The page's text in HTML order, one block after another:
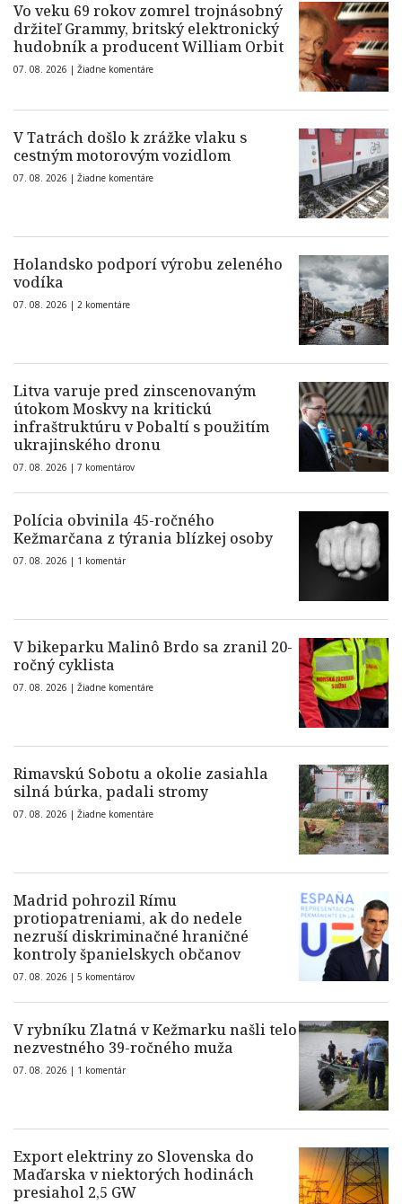
Vo veku 69 rokov zomrel trojnásobný
držiteľ Grammy, britský elektronický
hudobník a producent William Orbit
07. 08. 2026 | Žiadne komentáre
V Tatrách došlo k zrážke vlaku s
cestným motorovým vozidlom
07. 08. 2026 | Žiadne komentáre
Holandsko podporí výrobu zeleného
vodíka
07. 08. 2026 | 2 komentáre
Litva varuje pred zinscenovaným
útokom Moskvy na kritickú
infraštruktúru v Pobaltí s použitím
ukrajinského dronu
07. 08. 2026 | 7 komentárov
Polícia obvinila 45-ročného
Kežmarčana z týrania blízkej osoby
07. 08. 2026 | 1 komentár
V bikeparku Malinô Brdo sa zranil 20-
ročný cyklista
07. 08. 2026 | Žiadne komentáre
Rimavskú Sobotu a okolie zasiahla
silná búrka, padali stromy
07. 08. 2026 | Žiadne komentáre
Madrid pohrozil Rímu
protiopatreniami, ak do nedele
nezruší diskriminačné hraničné
kontroly španielskych občanov
07. 08. 2026 | 5 komentárov
V rybníku Zlatná v Kežmarku našli telo
nezvestného 39-ročného muža
07. 08. 2026 | 1 komentár
Export elektriny zo Slovenska do
Maďarska v niektorých hodinách
presiahol 2,5 GW